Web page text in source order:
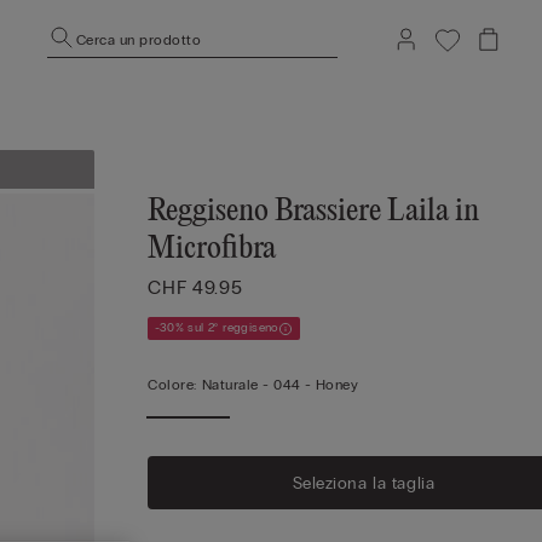
Cerca un prodotto
Reggiseno Brassiere Laila in
Microfibra
CHF 49.95
-30% sul 2° reggiseno
Colore: Naturale -044 - Honey
Seleziona la taglia